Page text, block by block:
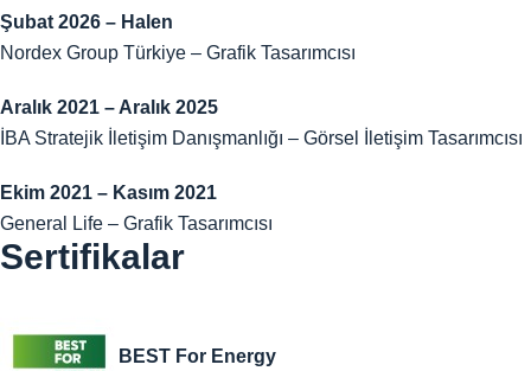
Şubat 2026 – Halen
Nordex Group Türkiye – Grafik Tasarımcısı
Aralık 2021 – Aralık 2025
İBA Stratejik İletişim Danışmanlığı – Görsel İletişim Tasarımcısı
Ekim 2021 – Kasım 2021
General Life – Grafik Tasarımcısı
Sertifikalar
BEST For Energy